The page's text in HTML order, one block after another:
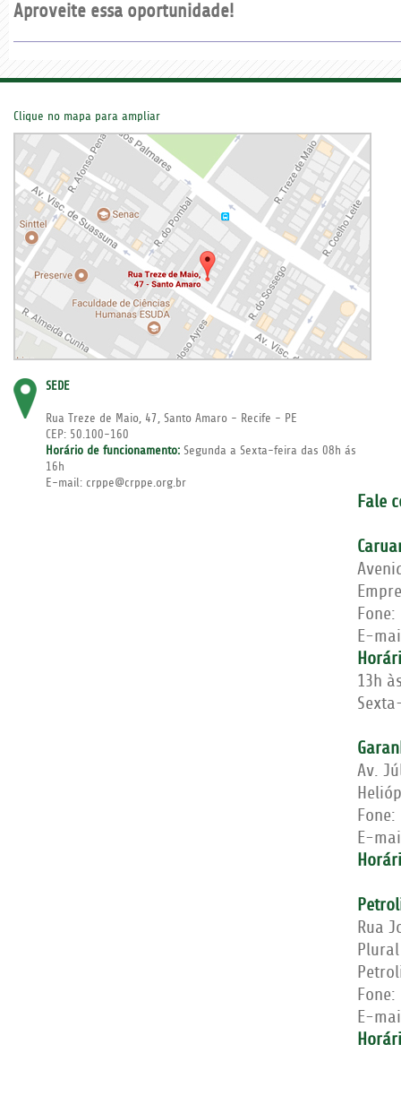
Aproveite essa oportunidade!
Clique no mapa para ampliar
SEDE
Rua Treze de Maio, 47, Santo Amaro - Recife - PE
CEP: 50.100-160
Horário de funcionamento: Segunda a Sexta-feira das 08h ás
16h
E-mail: crppe@crppe.org.br
Fale
Fone:
E-
13h
Av.
Fone:
E-
Rua
Fone:
E-